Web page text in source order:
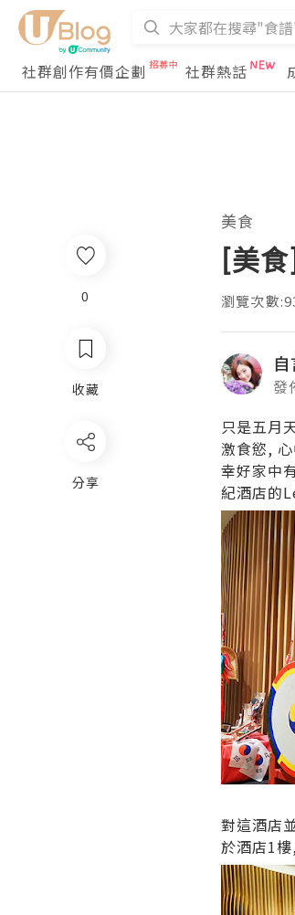
社群創作有價企劃
社群熱話
0
收藏
分享
美食
[美
瀏覽次數
發
只是五月
激食慾,
幸好家中
紀酒店的
對這酒店
於酒店1